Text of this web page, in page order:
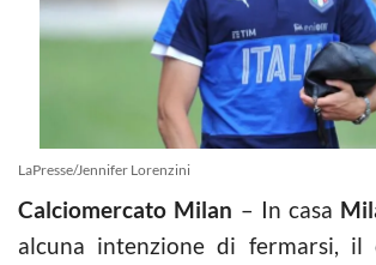
LaPresse/Jennifer Lorenzini
Calciomercato Milan – In casa
alcuna intenzione di fermarsi, il